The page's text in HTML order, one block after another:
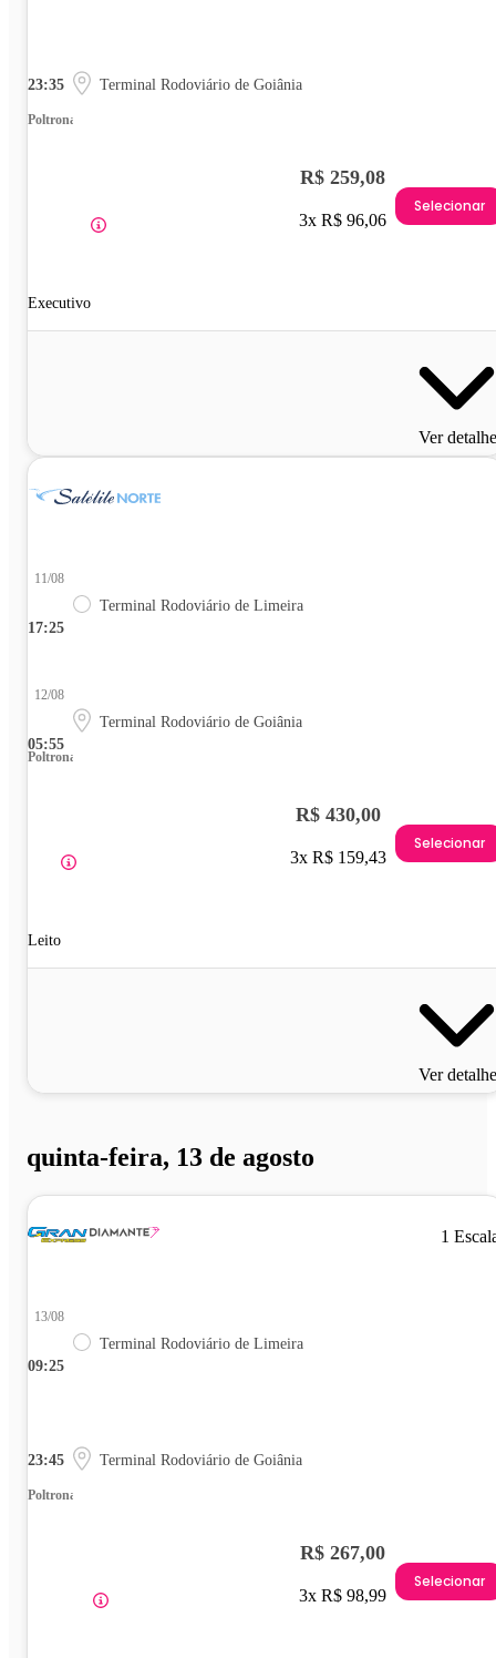
23:35 Terminal Rodoviário de Goiânia
Poltrona
Executivo
R$ 259,08
3x R$ 96,06
Selecionar
Ver
17:25
11/08
Terminal Rodoviário de Limeira
05:55
12/08
Terminal Rodoviário de Goiânia
Poltrona
Leito
R$ 430,00
3x R$ 159,43
Selecionar
Ver
quinta-feira, 13 de agosto
1
09:25
13/08
Terminal Rodoviário de Limeira
23:45 Terminal Rodoviário de Goiânia
Poltrona
R$ 267,00
3x R$ 98,99
Selecionar